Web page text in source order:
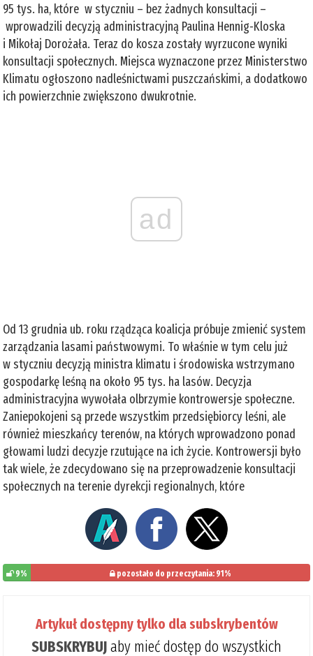
95 tys. ha, które w styczniu – bez żadnych konsultacji –
wprowadzili decyzją administracyjną Paulina Hennig-Kloska
i Mikołaj Dorożała. Teraz do kosza zostały wyrzucone wyniki
konsultacji społecznych. Miejsca wyznaczone przez Ministerstwo
Klimatu ogłoszono nadleśnictwami puszczańskimi, a dodatkowo
ich powierzchnie zwiększono dwukrotnie.
ad
Od 13 grudnia ub. roku rządząca koalicja próbuje zmienić system
zarządzania lasami państwowymi. To właśnie w tym celu już
w styczniu decyzją ministra klimatu i środowiska wstrzymano
gospodarkę leśną na około 95 tys. ha lasów. Decyzja
administracyjna wywołała olbrzymie kontrowersje społeczne.
Zaniepokojeni są przede wszystkim przedsiębiorcy leśni, ale
również mieszkańcy terenów, na których wprowadzono ponad
głowami ludzi decyzje rzutujące na ich życie. Kontrowersji było
tak wiele, że zdecydowano się na przeprowadzenie konsultacji
społecznych na terenie dyrekcji regionalnych, które
9% pozostało do przeczytania: 91%
Artykuł dostępny tylko dla subskrybentów
SUBSKRYBUJaby mieć dostęp do wszystkich